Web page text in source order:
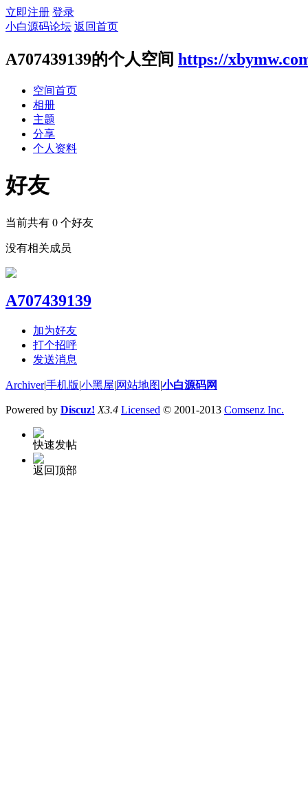
立即注册 登录
小白源码论坛 返回首页
A707439139的个人空间 https://
空间首页
相册
主题
分享
个人资料
好友
当前共有 0 个好友
没有相关成员
A707439139
加为好友
打个招呼
发送消息
Archiver|手机版|小黑屋|网站地图|小白源码网
Powered by Discuz! X3.4 Licensed © 2001-2013 Comsenz Inc.
快速发帖
返回顶部